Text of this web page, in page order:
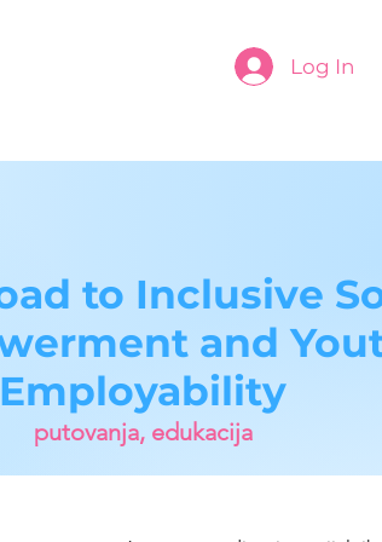
Log In
to Inclusive
and
Employability
putovanja, edukacija